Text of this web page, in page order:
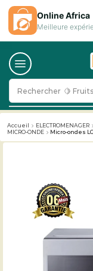
Rechercher 🥛 Milk
Accueil ELECTROMENAGER
MICRO-ONDE
Micro-ondes LG
Online Africa
Meilleure